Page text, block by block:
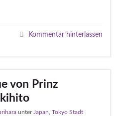
Kommentar hinterlassen
von Prinz
unter Japan Tokyo Stadt